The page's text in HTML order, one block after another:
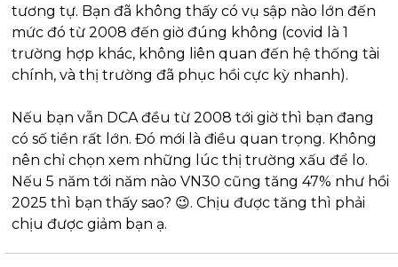
tương tự. Bạn đã không thấy có vụ sập nào lớn đến
mức đó từ 2008 đến giờ đúng không (covid là 1
trường hợp khác, không liên quan đến hệ thống tài
chính, và thị trường đã phục hồi cực kỳ nhanh).
Nếu bạn vẫn DCA đều từ 2008 tới giờ thì bạn đang
có số tiền rất lớn. Đó mới là điều quan trọng. Không
nên chỉ chọn xem những lúc thị trường xấu để lo.
Nếu 5 năm tới năm nào VN30 cũng tăng 47% như hồi
2025 thì bạn thấy sao? 😉. Chịu được tăng thì phải
chịu được giảm bạn ạ.